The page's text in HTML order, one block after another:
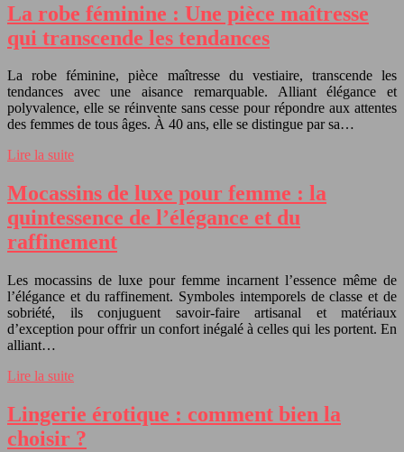
La robe féminine : Une pièce maîtresse
qui transcende les tendances
La robe féminine, pièce maîtresse du vestiaire, transcende les
tendances avec une aisance remarquable. Alliant élégance et
polyvalence, elle se réinvente sans cesse pour répondre aux attentes
des femmes de tous âges. À 40 ans, elle se distingue par sa…
Lire la suite
Mocassins de luxe pour femme : la
quintessence de l’élégance et du
raffinement
Les mocassins de luxe pour femme incarnent l’essence même de
l’élégance et du raffinement. Symboles intemporels de classe et de
sobriété, ils conjuguent savoir-faire artisanal et matériaux
d’exception pour offrir un confort inégalé à celles qui les portent. En
alliant…
Lire la suite
Lingerie érotique : comment bien la
choisir ?